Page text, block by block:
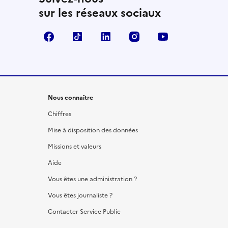
sur les réseaux sociaux
FacebookTikTok LinkedIn Instagram
Nous connaître
Chiffres
Mise à disposition des données
Missions et valeurs
Aide
Vous êtes une administration ?
Vous êtes journaliste ?
Contacter Service Public